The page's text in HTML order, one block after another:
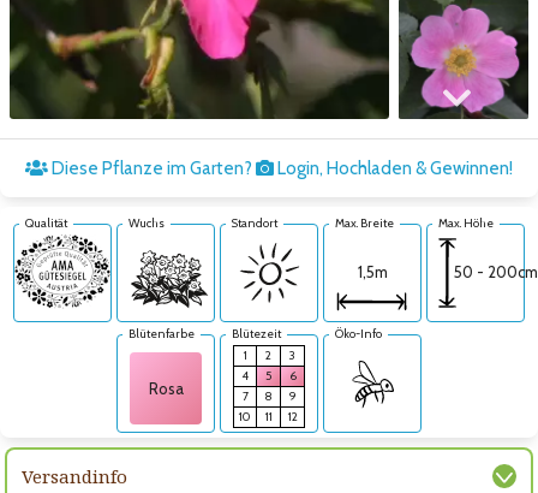
Zum nächsten Bild
Diese Pflanze im Garten? Login, Hochladen & Gewinnen!
Qualität Wuchs Standort Max. Breite
1,5m
Max. Höhe
50 - 200cm
Blütenfarbe
Rosa
Blütezeit
1
2
3
4
5
6
7
8
9
10
11 12
Öko-Info
Versandinfo